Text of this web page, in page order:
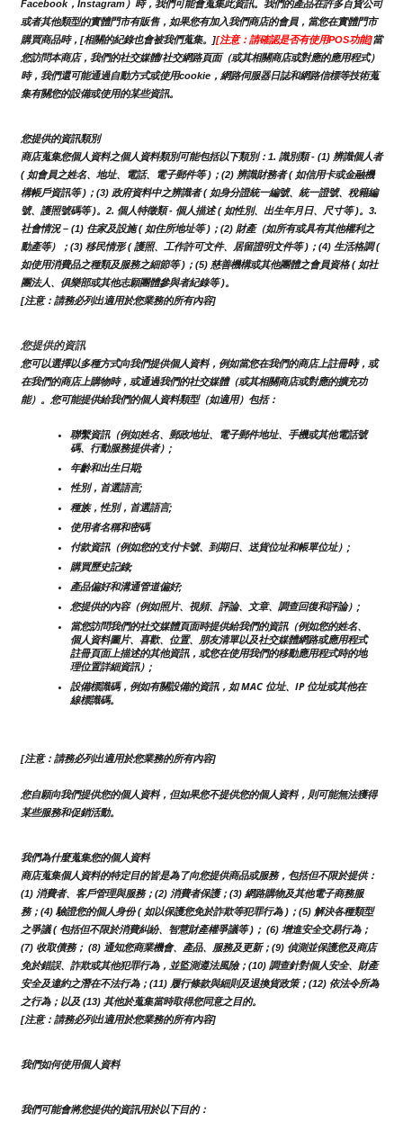
Facebook，Instagram）時，我們可能會蒐集此資訊。我們的產品在許多百貨公司
或者其他類型的實體門市有販售，如果您有加入我們商店的會員，當您在實體門市
購買商品時，[相關的紀錄也會被我們蒐集。][注意：請確認是否有使用POS功能]當
您訪問本商店，我們的社交媒體/社交網路頁面（或其相關商店或對應的應用程式）
時，我們還可能通過自動方式或使用cookie，網路伺服器日誌和網路信標等技術蒐
集有關您的設備或使用的某些資訊。
您提供的資訊類別
商店蒐集您個人資料之個人資料類別可能包括以下類別：1. 識別類 - (1) 辨識個人者
( 如會員之姓名、地址、電話、電子郵件等 )；(2) 辨識財務者 ( 如信用卡或金融機
構帳戶資訊等 )；(3) 政府資料中之辨識者 ( 如身分證統一編號、統一證號、稅籍編
號、護照號碼等 )。2. 個人特徵類 - 個人描述 ( 如性別、出生年月日、尺寸等 )。3.
社會情況 – (1) 住家及設施 ( 如住所地址等 )；(2) 財產（如所有或具有其他權利之
動產等）；(3) 移民情形 ( 護照、工作許可文件、居留證明文件等 )；(4) 生活格調 (
如使用消費品之種類及服務之細節等 )；(5) 慈善機構或其他團體之會員資格 ( 如社
團法人、俱樂部或其他志願團體參與者紀錄等 )。
[注意：請務必列出適用於您業務的所有內容]
您提供的資訊
您可以選擇以多種方式向我們提供個人資料，例如當您在我們的商店上註冊時，或
在我們的商店上購物時，或通過我們的社交媒體（或其相關商店或對應的擴充功
能）。您可能提供給我們的個人資料類型（如適用）包括：
聯繫資訊（例如姓名、郵政地址、電子郵件地址、手機或其他電話號
碼、行動服務提供者）;
年齡和出生日期;
性別，首選語言;
種族，性別，首選語言;
使用者名稱和密碼
付款資訊（例如您的支付卡號、到期日、送貨位址和帳單位址）;
購買歷史記錄;
產品偏好和溝通管道偏好;
您提供的內容（例如照片、視頻、評論、文章、調查回復和評論）;
當您訪問我們的社交媒體頁面時提供給我們的資訊（例如您的姓名、
個人資料圖片、喜歡、位置、朋友清單以及社交媒體網路或應用程式
註冊頁面上描述的其他資訊，或您在使用我們的移動應用程式時的地
理位置詳細資訊）;
設備標識碼，例如有關設備的資訊，如 MAC 位址、IP 位址或其他在
線標識碼。
[注意：請務必列出適用於您業務的所有內容]
您自願向我們提供您的個人資料，但如果您不提供您的個人資料，則可能無法獲得
某些服務和促銷活動。
我們為什麼蒐集您的個人資料
商店蒐集個人資料的特定目的皆是為了向您提供商品或服務，包括但不限於提供：
(1) 消費者、客戶管理與服務；(2) 消費者保護；(3) 網路購物及其他電子商務服
務；(4) 驗證您的個人身份 ( 如以保護您免於詐欺等犯罪行為 )；(5) 解決各種類型
之爭議 ( 包括但不限於消費糾紛、智慧財產權爭議等 )； (6) 增進安全交易行為；
(7) 收取債務； (8) 通知您商業機會、產品、服務及更新；(9) 偵測並保護您及商店
免於錯誤、詐欺或其他犯罪行為，並監測遵法風險；(10) 調查針對個人安全、財產
安全及違約之潛在不法行為；(11) 履行條款與細則及退換貨政策；(12) 依法令所為
之行為；以及 (13) 其他於蒐集當時取得您同意之目的。
[注意：請務必列出適用於您業務的所有內容]
我們如何使用個人資料
我們可能會將您提供的資訊用於以下目的：